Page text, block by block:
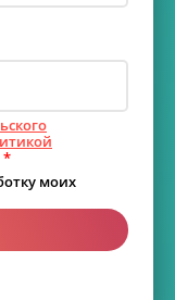
*
моих